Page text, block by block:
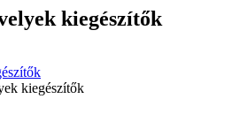
kiegészítők
kiegészítők